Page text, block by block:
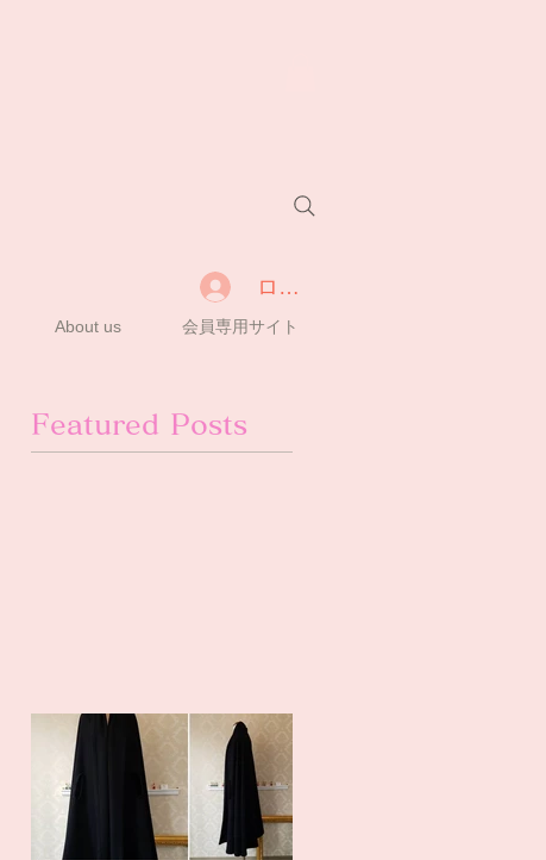
ログイン
About us 会員専用サイト
Featured Posts